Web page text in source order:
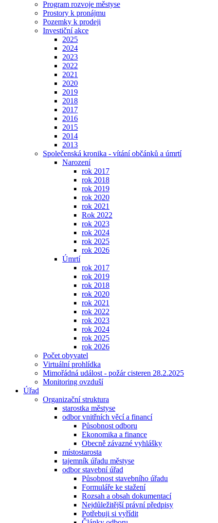
Program rozvoje městyse
Prostory k pronájmu
Pozemky k prodeji
Investiční akce
2025
2024
2023
2022
2021
2020
2019
2018
2017
2016
2015
2014
2013
Společenská kronika - vítání občánků a úmrtí
Narození
rok 2017
rok 2018
rok 2019
rok 2020
rok 2021
Rok 2022
rok 2023
rok 2024
rok 2025
rok 2026
Úmrtí
rok 2017
rok 2019
rok 2018
rok 2020
rok 2021
rok 2022
rok 2023
rok 2024
rok 2025
rok 2026
Počet obyvatel
Virtuální prohlídka
Mimořádná událost - požár cisteren 28.2.2025
Monitoring ovzduší
Úřad
Organizační struktura
starostka městyse
odbor vnitřních věcí a financí
Působnost odboru
Ekonomika a finance
Obecně závazné vyhlášky
místostarosta
tajemník úřadu městyse
odbor stavební úřad
Působnost stavebního úřadu
Formuláře ke stažení
Rozsah a obsah dokumentací
Nejdůležitější právní předpisy
Potřebuji si vyřídit